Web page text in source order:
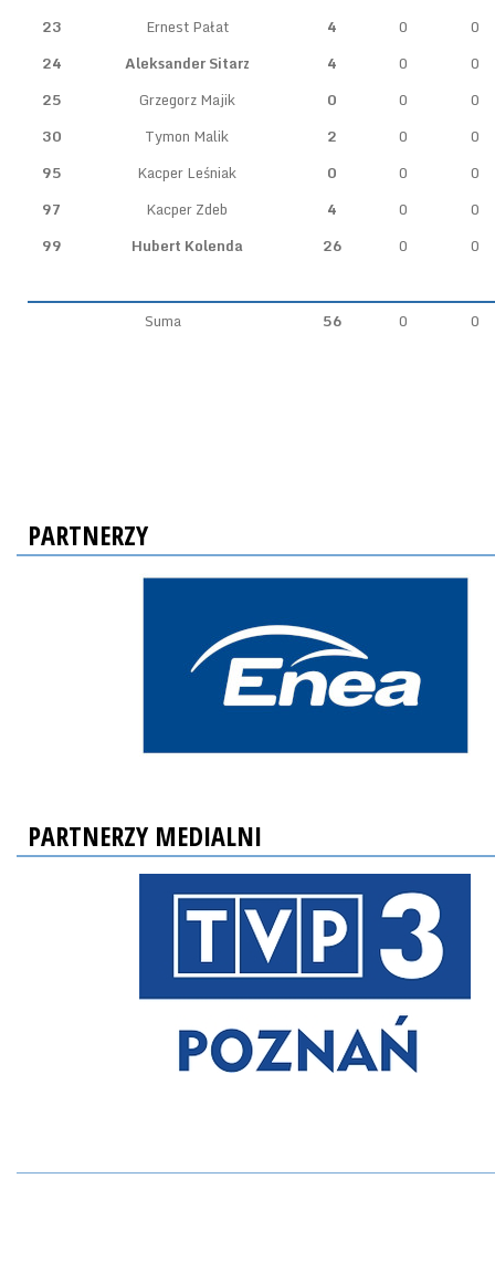
23
Ernest Pałat 4 0
0
24
Aleksander Sitarz 4 0
0
25
Grzegorz Majik 0 0
0
30
Tymon Malik 2 0
0
95
Kacper Leśniak 0 0
0
97
Kacper Zdeb 4 0
0
99
Hubert Kolenda 26 0 0
Suma 56 0 0
PARTNERZY
PARTNERZY MEDIALNI